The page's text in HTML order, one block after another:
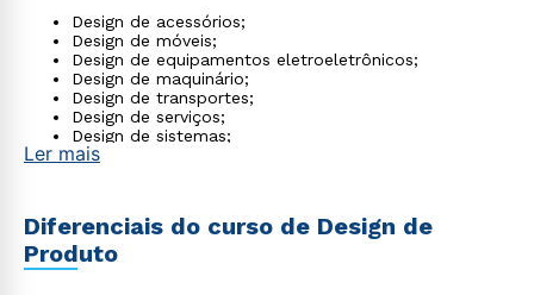
Design de acessórios;
Design de móveis;
Design de equipamentos eletroeletrônicos;
Design de maquinário;
Design de transportes;
Design de serviços;
Design de sistemas;
Design de produto digita;
Consultoria de design thinking;
Consultoria de cidades criativas.
Ler mais
Diferenciais do curso de Design de
Produto